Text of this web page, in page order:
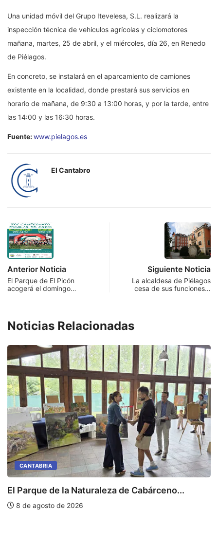
Una unidad móvil del Grupo Itevelesa, S.L. realizará la
inspección técnica de vehículos agrícolas y ciclomotores
mañana, martes, 25 de abril, y el miércoles, día 26, en Renedo
de Piélagos.
En concreto, se instalará en el aparcamiento de camiones
existente en la localidad, donde prestará sus servicios en
horario de mañana, de 9:30 a 13:00 horas, y por la tarde, entre
las 14:00 y las 16:30 horas.
Fuente:www.pielagos.es
El Cantabro
Anterior Noticia
El Parque de El Picón
acogerá el domingo…
Siguiente Noticia
La alcaldesa de Piélagos
cesa de sus funciones…
Noticias Relacionadas
CANTABRIA
El Parque de la Naturaleza de Cabárceno...
8 de agosto de 2026